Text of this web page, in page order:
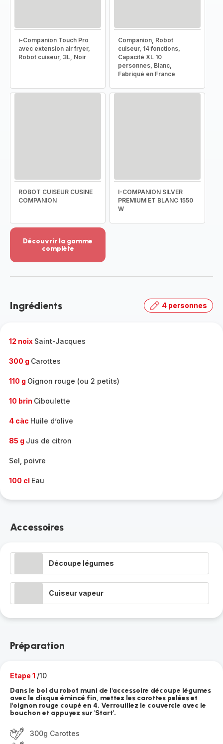
i-Companion Touch Pro
avec extension air fryer,
Robot cuiseur, 3L, Noir
Companion, Robot
cuiseur, 14 fonctions,
Capacité XL 10
personnes, Blanc,
Fabriqué en France
ROBOT CUISEUR CUSINE
COMPANION
I-COMPANION SILVER
PREMIUM ET BLANC 1550
W
Découvrir la gamme
complète
-
gamme
Ingrédients 4 personnes
12 noix Saint-Jacques
300 g Carottes
110 g Oignon rouge (ou 2 petits)
10 brin Ciboulette
4 càc Huile d’olive
85 g Jus de citron
Sel, poivre
100 cl Eau
Accessoires
Découpe légumes
Cuiseur vapeur
Préparation
Etape 1 /10
Dans le bol du robot muni de l'accessoire découpe légumes
avec le disque émincé fin, mettez les carottes pelées et
l'oignon rouge coupé en 4. Verrouillez le couvercle avec le
bouchon et appuyez sur 'Start'.
300g Carottes